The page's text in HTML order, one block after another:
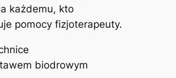
każdemu, kto
pomocy fizjoterapeuty.
biodrowym